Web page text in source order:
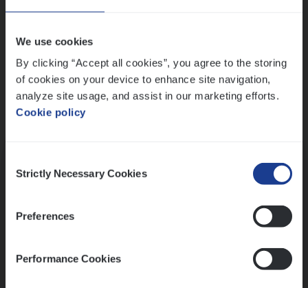
We use cookies
By clicking “Accept all cookies”, you agree to the storing
of cookies on your device to enhance site navigation,
analyze site usage, and assist in our marketing efforts.
Cookie policy
Selection
Strictly Necessary Cookies
Preferences
Performance Cookies